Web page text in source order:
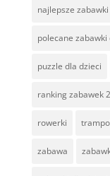
najlepsze
polecane zabawki
puzzle dla dzieci
ranking zabawek
rowerki
zabawa